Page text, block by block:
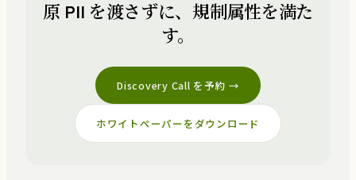
原 PII を渡さずに、規制属性を満た
す。
Discovery Call を予約 →
ホワイトペーパーをダウンロード